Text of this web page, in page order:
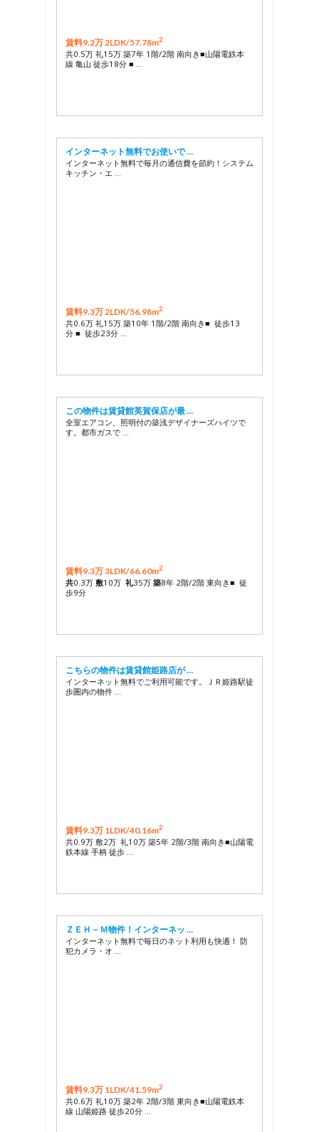
賃料9.2万 2LDK/57.78m2
共0.5万 礼15万 築7年 1階/2階 南向き■山陽電鉄本
線 亀山 徒歩18分 ■ …
インターネット無料でお使いで …
インターネット無料で毎月の通信費を節約！システム
キッチン・エ …
賃料9.3万 2LDK/56.98m2
共0.6万 礼15万 築10年 1階/2階 南向き■ 徒歩13
分 ■ 徒歩23分 …
この物件は賃貸館英賀保店が最 …
全室エアコン、照明付の築浅デザイナーズハイツで
す。都市ガスで …
賃料9.3万 3LDK/66.60m2
共0.3万 敷10万 礼35万 築8年 2階/2階 東向き■ 徒
歩9分
こちらの物件は賃貸館姫路店が …
インターネット無料でご利用可能です。ＪＲ姫路駅徒
歩圏内の物件 …
賃料9.3万 1LDK/40.16m2
共0.9万 敷2万 礼10万 築5年 2階/3階 南向き■山陽電
鉄本線 手柄 徒歩 …
ＺＥＨ－Ｍ物件！インターネッ …
インターネット無料で毎日のネット利用も快適！ 防
犯カメラ・オ …
賃料9.3万 1LDK/41.59m2
共0.6万 礼10万 築2年 2階/3階 東向き■山陽電鉄本
線 山陽姫路 徒歩20分 …